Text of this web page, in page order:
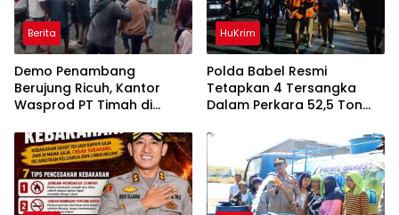
Berita
Demo Penambang
Berujung Ricuh, Kantor
Wasprod PT Timah di
HuKrim
Polda Babel Resmi
Tetapkan 4 Tersangka
Dalam Perkara 52,5 Ton
Belitung